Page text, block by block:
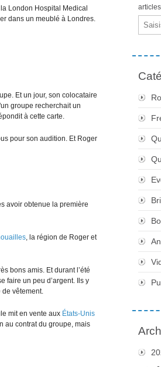
London Hospital Medical
dans un meublé à Londres.
Et un jour, son colocataire
groupe recherchait un
à cette carte.
pour son audition. Et Roger
avoir obtenue la première
, la région de Roger et
bons amis. Et durant l’été
faire un peu d’argent. Ils y
de vêtement.
mit en vente aux États-Unis
au contrat du groupe, mais
Email